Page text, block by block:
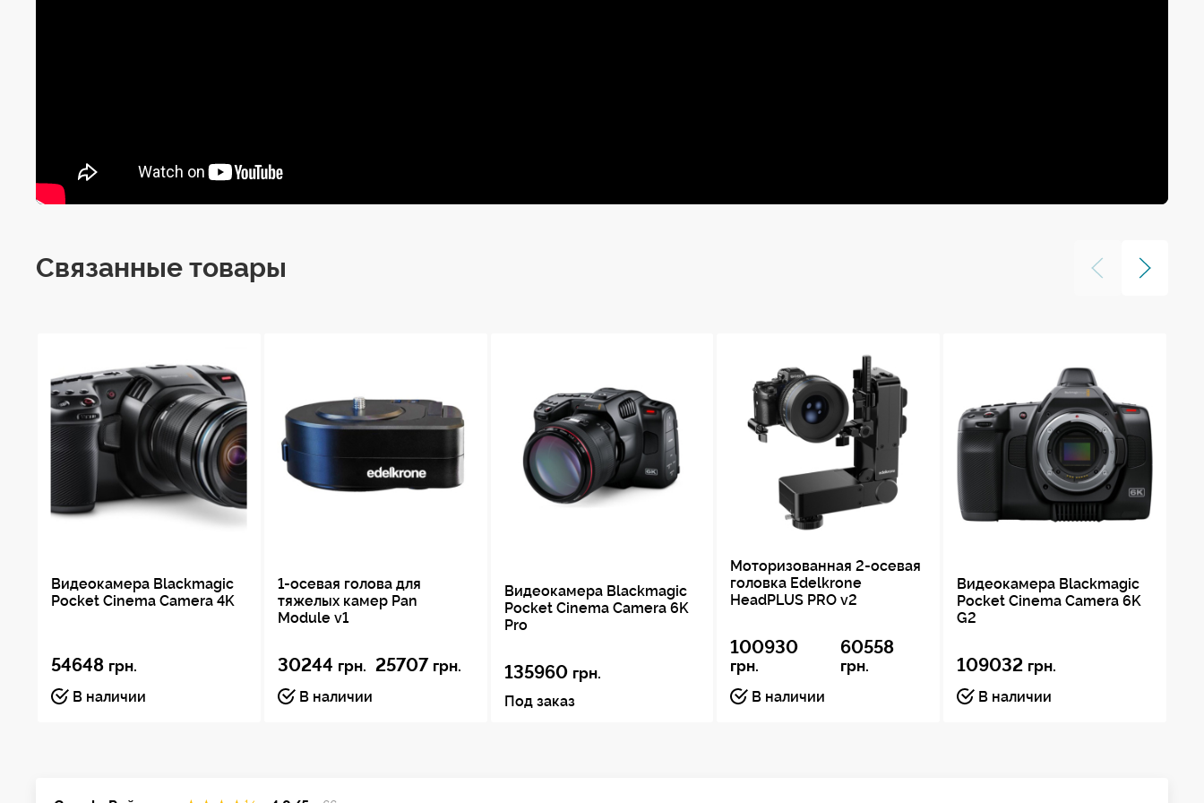
Связанные товары
Видеокамера Blackmagic
Pocket Cinema Camera 4K
54648 грн.
В наличии
1-осевая голова для
тяжелых камер Pan
Module v1
30244 грн. 25707 грн.
В наличии
Видеокамера Blackmagic
Pocket Cinema Camera 6K
Pro
135960 грн.
Под заказ
Моторизованная 2-осевая
головка Edelkrone
HeadPLUS PRO v2
100930
грн.
60558
грн.
В наличии
Видеокамера Blackmagic
Pocket Cinema Camera 6K
G2
109032 грн.
В наличии